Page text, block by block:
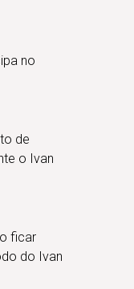
no
de
o Ivan
ficar
do Ivan